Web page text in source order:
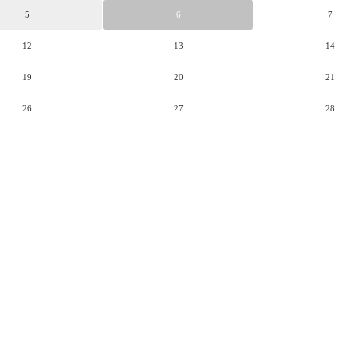
5 6 7
12 13 14
19 20 21
26 27 28